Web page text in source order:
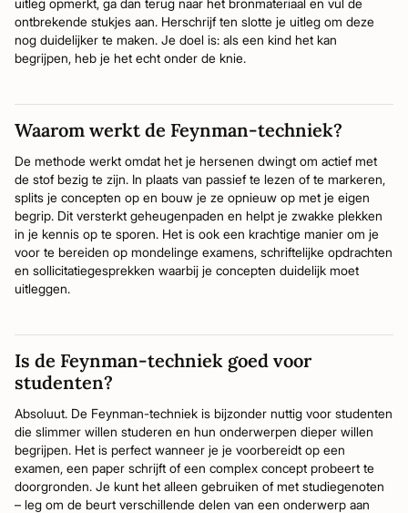
uitleg opmerkt, ga dan terug naar het bronmateriaal en vul de
ontbrekende stukjes aan. Herschrijf ten slotte je uitleg om deze
nog duidelijker te maken. Je doel is: als een kind het kan
begrijpen, heb je het echt onder de knie.
Waarom werkt de Feynman-techniek?
De methode werkt omdat het je hersenen dwingt om actief met
de stof bezig te zijn. In plaats van passief te lezen of te markeren,
splits je concepten op en bouw je ze opnieuw op met je eigen
begrip. Dit versterkt geheugenpaden en helpt je zwakke plekken
in je kennis op te sporen. Het is ook een krachtige manier om je
voor te bereiden op mondelinge examens, schriftelijke opdrachten
en sollicitatiegesprekken waarbij je concepten duidelijk moet
uitleggen.
Is de Feynman-techniek goed voor
studenten?
Absoluut. De Feynman-techniek is bijzonder nuttig voor studenten
die slimmer willen studeren en hun onderwerpen dieper willen
begrijpen. Het is perfect wanneer je je voorbereidt op een
examen, een paper schrijft of een complex concept probeert te
doorgronden. Je kunt het alleen gebruiken of met studiegenoten
– leg om de beurt verschillende delen van een onderwerp aan